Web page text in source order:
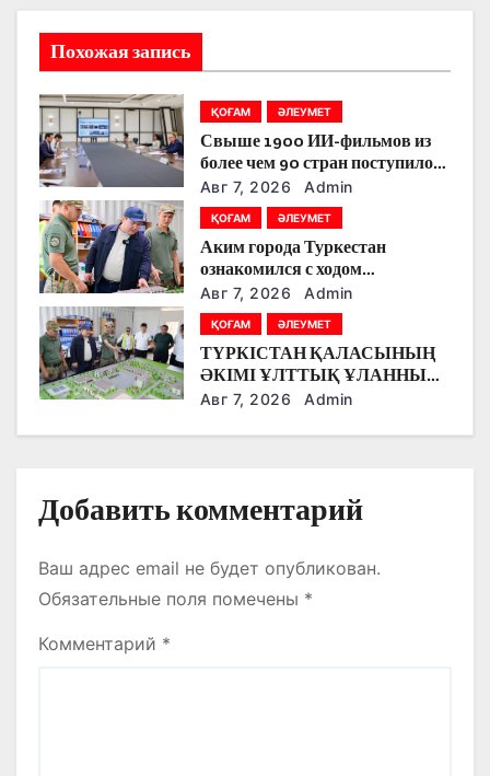
я
п
о
з
а
п
и
с
я
м
Похожая запись
ҚОҒАМ ӘЛЕУМЕТ
Свыше 1900 ИИ-фильмов из
более чем 90 стран поступило
на Astana AI Film Festival
Авг 7, 2026 Admin
ҚОҒАМ ӘЛЕУМЕТ
Аким города Туркестан
ознакомился с ходом
строительства военного
городка Национальной гвардии
Авг 7, 2026 Admin
ҚОҒАМ ӘЛЕУМЕТ
ТҮРКІСТАН ҚАЛАСЫНЫҢ
ӘКІМІ ҰЛТТЫҚ ҰЛАННЫҢ
ЖАҢА ӘСКЕРИ
ҚҰРЫЛЫС БАРЫСЫМЕН
Авг 7, 2026 Admin
Добавить комментарий
Ваш адрес email не будет опубликован.
Обязательные поля помечены *
Комментарий *